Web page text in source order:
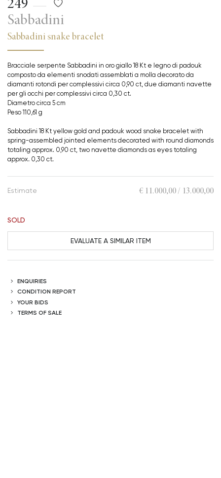
Sabbadini
Sabbadini snake bracelet
Bracciale serpente Sabbadini in oro giallo 18 Kt e legno di padouk
composto da elementi snodati assemblati a molla decorato da
diamanti rotondi per complessivi circa 0,90 ct, due diamanti navette
per gli occhi per complessivi circa 0,30 ct.
Diametro circa 5 cm
Peso 110,61 g
Sabbadini 18 Kt yellow gold and padouk wood snake bracelet with
spring-assembled jointed elements decorated with round diamonds
totaling approx. 0,90 ct, two navette diamonds as eyes totaling
approx. 0,30 ct.
€ 11.000,00 / 13.000,00
Estimate
SOLD
EVALUATE A SIMILAR ITEM
ENQUIRIES
CONDITION REPORT
YOUR BIDS
TERMS OF SALE